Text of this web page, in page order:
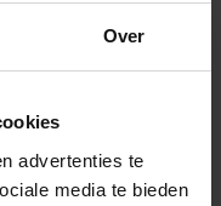
Over
advertenties te
media te bieden